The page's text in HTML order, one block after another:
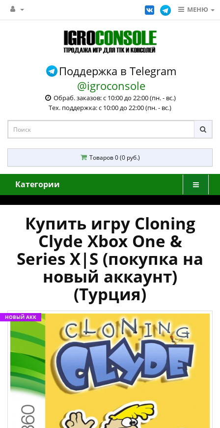
МЕНЮ
Поддержка в Telegram
@igroconsole
Обраб. заказов: с 10:00 до 22:00 (пн. - вс.)
Тех. поддержка: с 10:00 до 22:00 (пн. - вс.)
Товаров 0 (0 руб.)
Категории
Купить игру Cloning
Clyde Xbox One &
Series X|S (покупка на
новый аккаунт)
(Турция)
НОВЫЙ АКК